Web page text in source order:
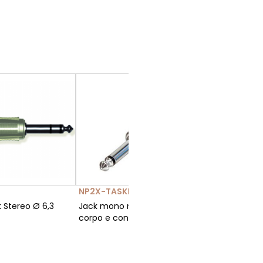
Ø 6,3
NP2X-TASKER-TN329
Jack mono maschio 6,3 con
corpo e contatti in nickel